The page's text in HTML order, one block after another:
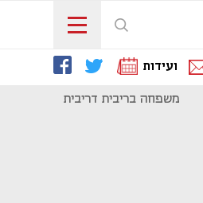
ועידות
משפחה בריבית דריבית